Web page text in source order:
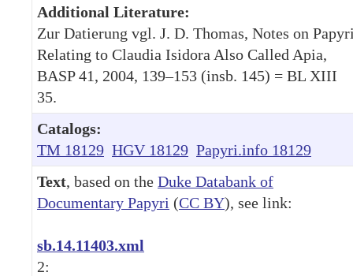
Additional Literature:
Zur Datierung vgl. J. D. Thomas, Notes on
Relating to Claudia Isidora Also Called Apia,
BASP 41, 2004, 139–153 (insb. 145) = BL XIII
35.
Catalogs:
TM 18129 HGV 18129 Papyri.info 18129
Text, based on the Duke Databank of
Documentary Papyri (CC BY), see link:
sb.14.11403.xml
2: